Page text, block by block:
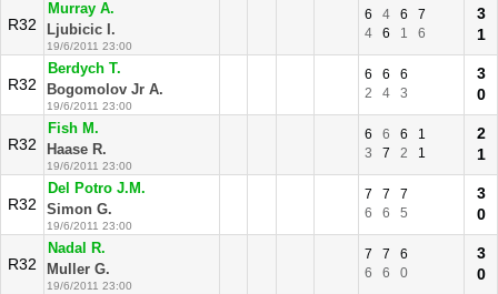
R32
Murray A.
Ljubicic I.
19/6/2011 23:00
6 4 6
7
4
6 1 6
3
1
R32
Berdych T.
Bogomolov Jr A.
19/6/2011 23:00
6 6
6
2
4 3
3
0
R32
Fish M.
Haase R.
19/6/2011 23:00
6 6 6
1
3
7 2 1
2
1
R32
Del Potro J.M.
Simon G.
19/6/2011 23:00
7 7
7
6
6 5
3
0
R32
Nadal R.
Muller G.
19/6/2011 23:00
7 7
6
6
6 0
3
0